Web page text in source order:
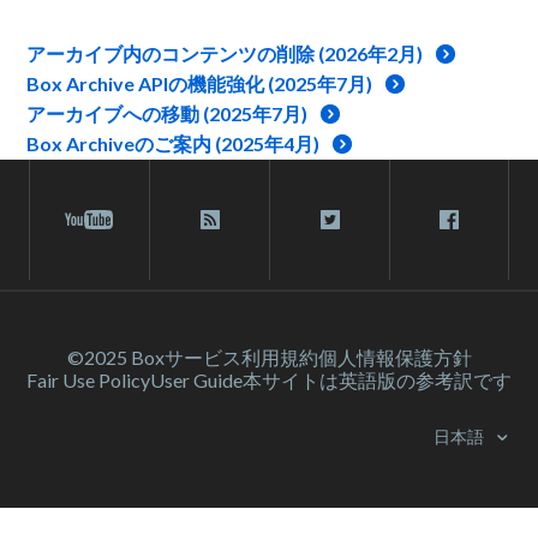
アーカイブ内のコンテンツの削除 (2026年2月)
Box Archive APIの機能強化 (2025年7月)
アーカイブへの移動 (2025年7月)
Box Archiveのご案内 (2025年4月)
©2025 Boxサービス利⽤規約個人情報保護方針
Fair Use PolicyUser Guide本サイトは英語版の参考訳です
日本語